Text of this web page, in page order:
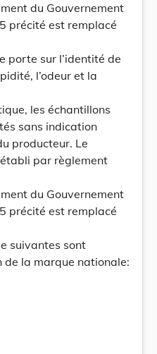
du Gouvernement
précité est remplacé
porte sur l’identité de
l’odeur et la
les échantillons
sans indication
producteur. Le
par règlement
du Gouvernement
précité est remplacé
suivantes sont
de la marque nationale: